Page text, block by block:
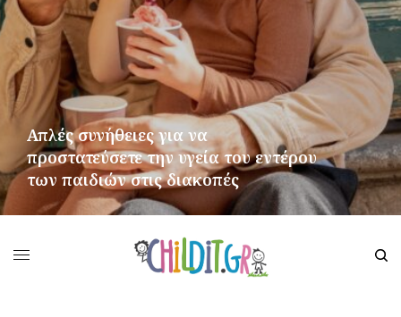
Απλές συνήθειες για να
προστατεύσετε την υγεία του εντέρου
των παιδιών στις διακοπές